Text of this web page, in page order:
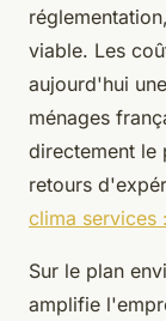
viable. Les
aujourd'hui
ménages
directement le
retours
clima services
Sur le plan
amplifie